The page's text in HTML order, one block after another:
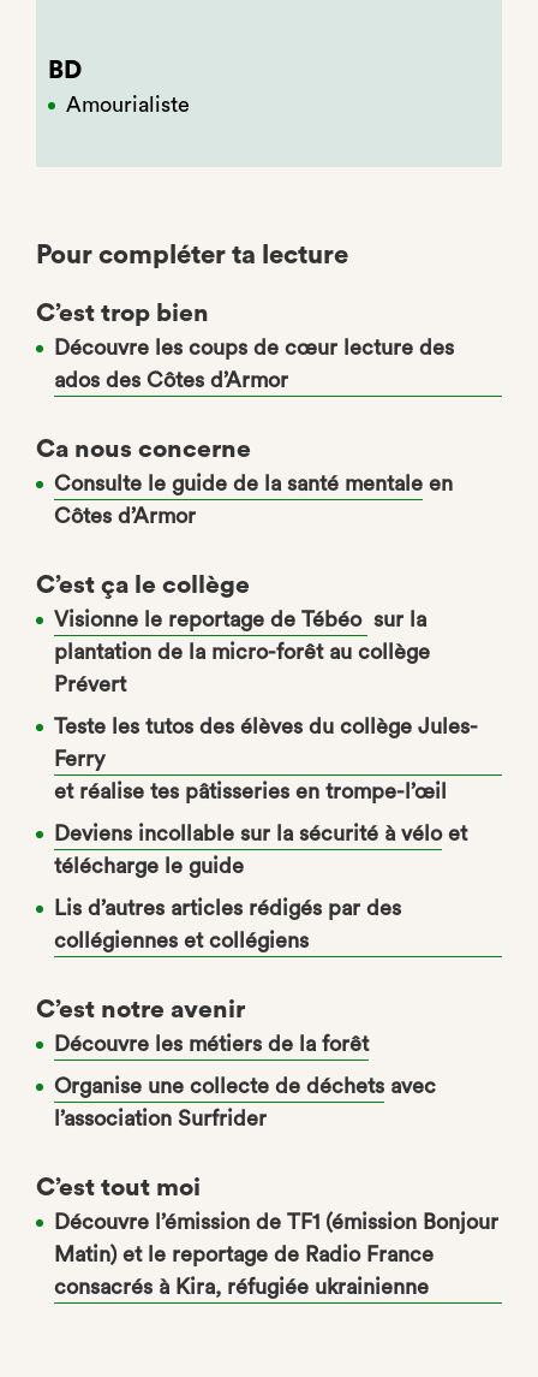
BD
Amourialiste
Pour compléter ta lecture
C’est trop bien
Découvre les coups de cœur lecture des
ados des Côtes d’Armor
Ca nous concerne
Consulte le guide de la santé mentale en
Côtes d’Armor
C’est ça le collège
Visionne le reportage de Tébéo sur la
plantation de la micro-forêt au collège
Prévert
Teste les tutos des élèves du collège Jules-
Ferry
et réalise tes pâtisseries en trompe-l’œil
Deviens incollable sur la sécurité à véloet
télécharge le guide
Lis d’autres articles rédigés par des
collégiennes et collégiens
C’est notre avenir
Découvre les métiers de la forêt
Organise une collecte de déchets avec
l’association Surfrider
C’est tout moi
Découvre l’émission de TF1 (émission Bonjour
Matin) et le reportage de Radio France
consacrés à Kira, réfugiée ukrainienne